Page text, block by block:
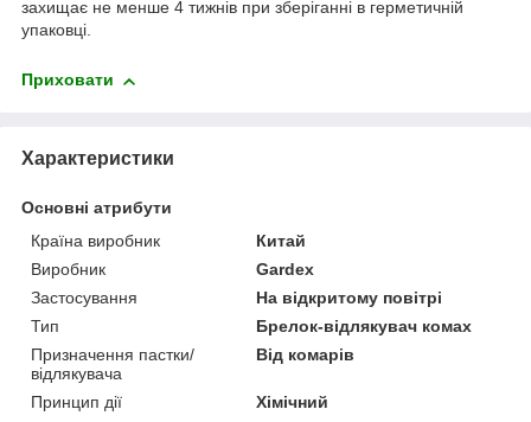
захищає не менше 4 тижнів при зберіганні в герметичній
упаковці.
Приховати
Характеристики
Основні атрибути
Країна виробник
Китай
Виробник
Gardex
Застосування
На відкритому повітрі
Тип
Брелок-відлякувач комах
Призначення пастки/
відлякувача
Від комарів
Принцип дії Хімічний